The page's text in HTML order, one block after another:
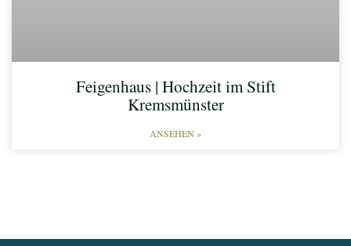
Feigenhaus | Hochzeit im Stift
Kremsmünster
ANSEHEN »